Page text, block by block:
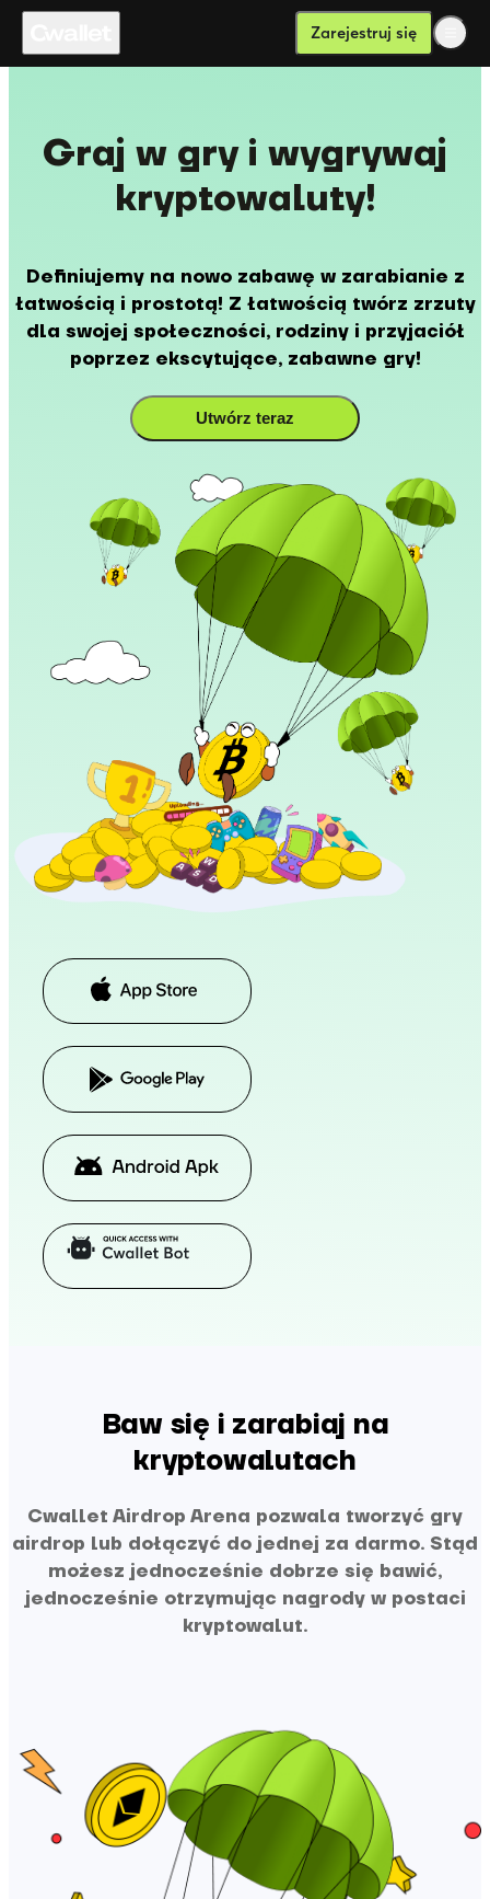
Zarejestruj się
Graj w gry i wygrywaj
kryptowaluty!
Definiujemy na nowo zabawę w zarabianie z
łatwością i prostotą! Z łatwością twórz zrzuty
dla swojej społeczności, rodziny i przyjaciół
poprzez ekscytujące, zabawne gry!
Utwórz teraz
Baw się i zarabiaj na
kryptowalutach
Cwallet Airdrop Arena pozwala tworzyć gry
airdrop lub dołączyć do jednej za darmo. Stąd
możesz jednocześnie dobrze się bawić,
jednocześnie otrzymując nagrody w postaci
kryptowalut.